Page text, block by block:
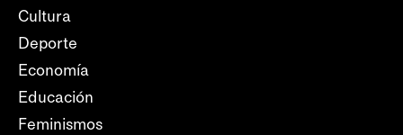
Cultura
Deporte
Economía
Educación
Feminismos